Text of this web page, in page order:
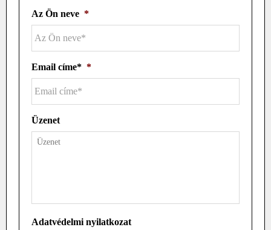
Az Ön neve *
Email címe* *
Üzenet
Adatvédelmi nyilatkozat